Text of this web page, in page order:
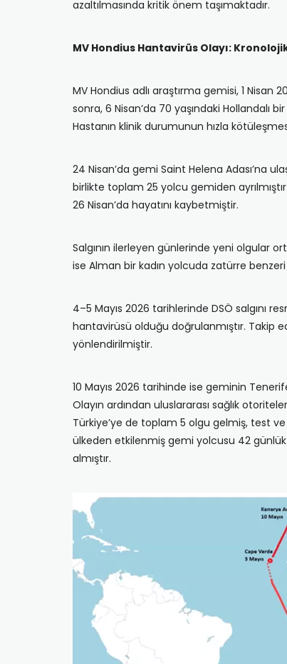
azaltılmasında kritik önem taşımaktadır.
MV Hondius Hantavirüs Olayı:
MV Hondius adlı araştırma gemisi, 1 Nisan
sonra, 6 Nisan’da 70 yaşındaki Hollandalı
Hastanın klinik durumunun hızla
24 Nisan’da gemi Saint Helena Adası’na
birlikte toplam 25 yolcu gemiden
26 Nisan’da hayatını kaybetmiştir.
Salgının ilerleyen günlerinde yeni olgular
ise Alman bir kadın yolcuda zatürre benzeri
4–5 Mayıs 2026 tarihlerinde DSÖ salgını
hantavirüsü olduğu doğrulanmıştır. Takip
yönlendirilmiştir.
10 Mayıs 2026 tarihinde ise geminin
Olayın ardından uluslararası sağlık
Türkiye’ye de toplam 5 olgu gelmiş, test
ülkeden etkilenmiş gemi yolcusu ⁠42
almıştır.